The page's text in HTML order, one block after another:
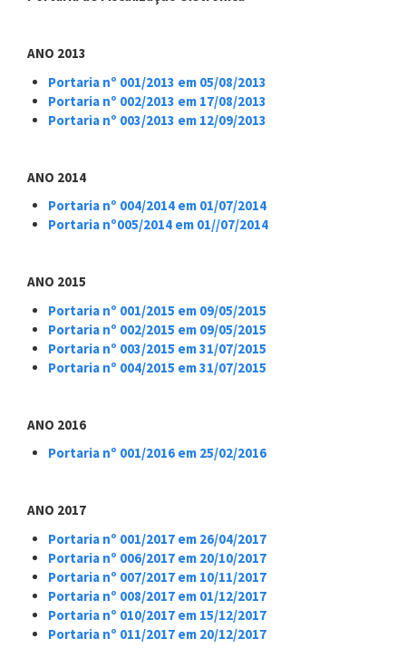
ANO 2013
Portaria nº 001/2013 em 05/08/2013
Portaria nº 002/2013 em 17/08/2013
Portaria nº 003/2013 em 12/09/2013
ANO 2014
Portaria nº 004/2014 em 01/07/2014
Portaria nº005/2014 em 01//07/2014
ANO 2015
Portaria nº 001/2015 em 09/05/2015
Portaria nº 002/2015 em 09/05/2015
Portaria nº 003/2015 em 31/07/2015
Portaria nº 004/2015 em 31/07/2015
ANO 2016
Portaria nº 001/2016 em 25/02/2016
ANO 2017
Portaria nº 001/2017 em 26/04/2017
Portaria nº 006/2017 em 20/10/2017
Portaria nº 007/2017 em 10/11/2017
Portaria nº 008/2017 em 01/12/2017
Portaria nº 010/2017 em 15/12/2017
Portaria nº 011/2017 em 20/12/2017